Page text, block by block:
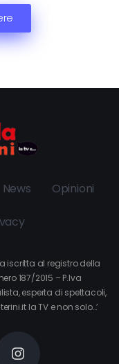
News Opinioni
iscritta al registro della
187/2015 – P.Iva
esperta di spettacoli,
la TV e non solo…’